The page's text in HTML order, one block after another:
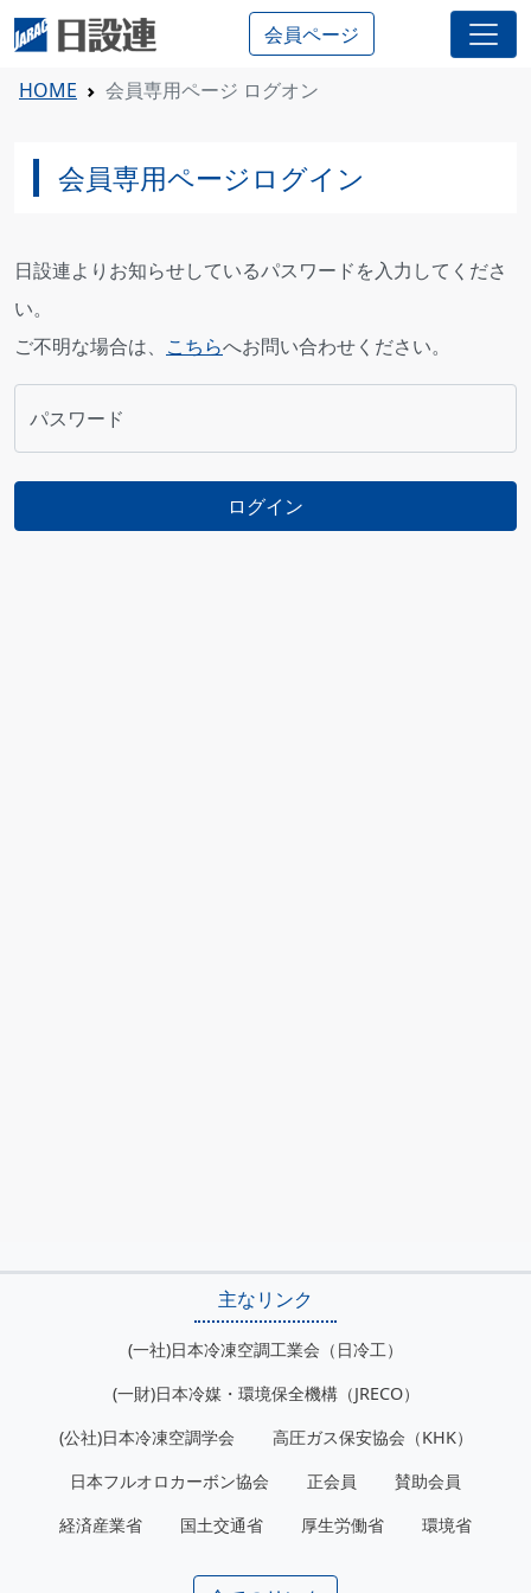
会員ページ
HOME 会員専用ページ ログオン
会員専用ページログイン
日設連よりお知らせしているパスワードを入力してくださ
い。
ご不明な場合は、 こちらへお問い合わせください。
パスワード
ログイン
主なリンク
(一社)日本冷凍空調工業会（日冷工）
(一財)日本冷媒・環境保全機構（JRECO）
(公社)日本冷凍空調学会
高圧ガス保安協会（KHK）
日本フルオロカーボン協会
正会員
賛助会員
経済産業省
国土交通省 厚生労働省 環境省